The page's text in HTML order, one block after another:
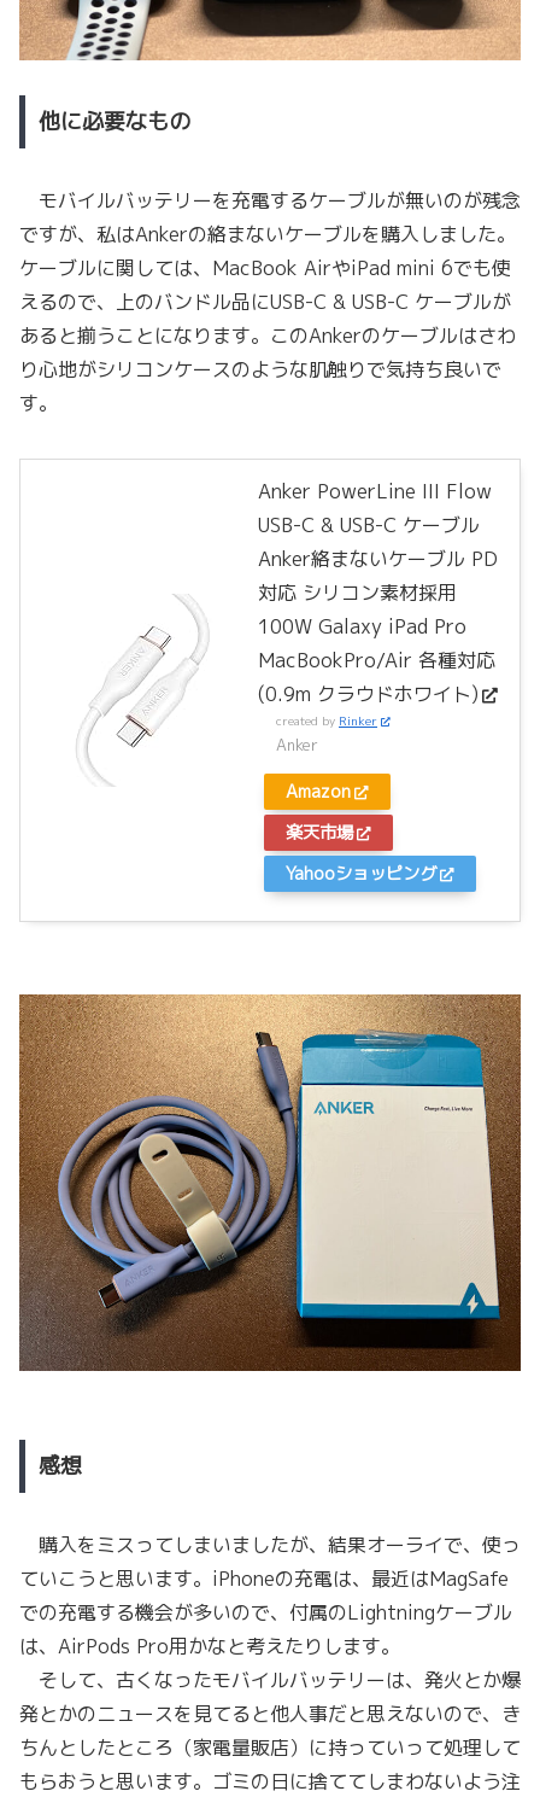
他に必要なもの
モバイルバッテリーを充電するケーブルが無いのが残念
ですが、私はAnkerの絡まないケーブルを購入しました。
ケーブルに関しては、MacBook AirやiPad mini 6でも使
えるので、上のバンドル品にUSB-C & USB-C ケーブルが
あると揃うことになります。このAnkerのケーブルはさわ
り心地がシリコンケースのような肌触りで気持ち良いで
す。
Anker PowerLine III Flow
USB-C & USB-C ケーブル
Anker絡まないケーブル PD
対応 シリコン素材採用
100W Galaxy iPad Pro
MacBookPro/Air 各種対応
(0.9m クラウドホワイト)
created by Rinker
Anker
Amazon
楽天市場
Yahooショッピング
感想
購入をミスってしまいましたが、結果オーライで、使っ
ていこうと思います。iPhoneの充電は、最近はMagSafe
での充電する機会が多いので、付属のLightningケーブル
は、AirPods Pro用かなと考えたりします。
そして、古くなったモバイルバッテリーは、発火とか爆
発とかのニュースを見てると他人事だと思えないので、き
ちんとしたところ（家電量販店）に持っていって処理して
もらおうと思います。ゴミの日に捨ててしまわないよう注